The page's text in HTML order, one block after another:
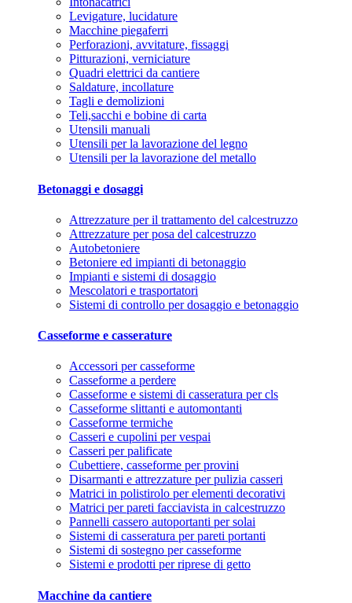
Levigature, lucidature
Macchine piegaferri
Perforazioni, avvitature, fissaggi
Pitturazioni, verniciature
Quadri elettrici da cantiere
Saldature, incollature
Tagli e demolizioni
Teli,sacchi e bobine di carta
Utensili manuali
Utensili per la lavorazione del legno
Utensili per la lavorazione del metallo
Betonaggi e dosaggi
Attrezzature per il trattamento del calcestruzzo
Attrezzature per posa del calcestruzzo
Autobetoniere
Betoniere ed impianti di betonaggio
Impianti e sistemi di dosaggio
Mescolatori e trasportatori
Sistemi di controllo per dosaggio e betonaggio
Casseforme e casserature
Accessori per casseforme
Casseforme a perdere
Casseforme e sistemi di casseratura per cls
Casseforme slittanti e automontanti
Casseforme termiche
Casseri e cupolini per vespai
Casseri per palificate
Cubettiere, casseforme per provini
Disarmanti e attrezzature per pulizia casseri
Matrici in polistirolo per elementi decorativi
Matrici per pareti facciavista in calcestruzzo
Pannelli cassero autoportanti per solai
Sistemi di casseratura per pareti portanti
Sistemi di sostegno per casseforme
Sistemi e prodotti per riprese di getto
Macchine da cantiere